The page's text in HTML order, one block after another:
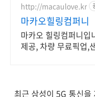
http://macaulove.kr
마카오힐링컴퍼니
마카오 힐링컴퍼니입
제공, 차량 무료픽업,
최근 삼성이 5G 통신